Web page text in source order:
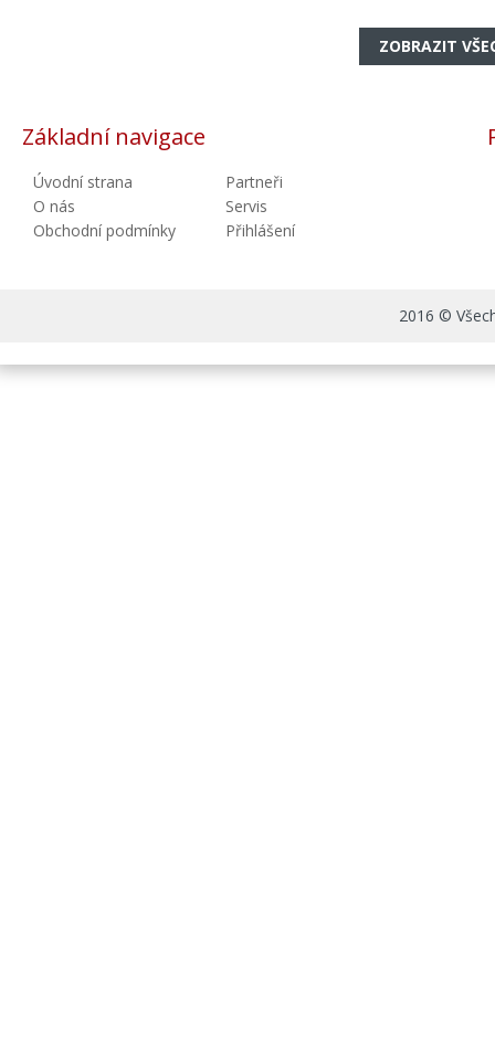
ZOBRAZIT
Základní navigace
Úvodní strana
O nás
Obchodní podmínky
Partneři
Servis
Přihlášení
2016 ©